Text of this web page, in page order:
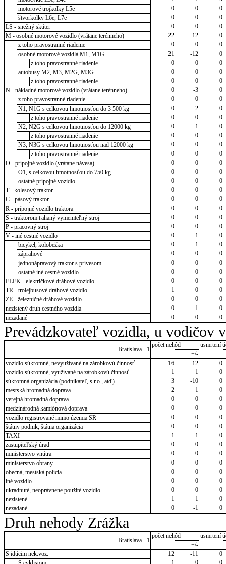
motorové trojkolky L5e
0 0
0
štvorkolky L6e, L7e
0 0
0
LS - snežný skúter
0 0
0
M - osobné motorové vozidlo (vrátane terénneho)
22 -12
0
z toho pravostranné riadenie
0 0
0
osobné motorové vozidlá M1, M1G
21 -12
0
z toho pravostranné riadenie
0 0
0
autobusy M2, M3, M2G, M3G
0 0
0
z toho pravostranné riadenie
0 0
0
N - nákladné motorové vozidlo (vrátane terénneho)
0 -3
0
z toho pravostranné riadenie
0 0
0
N1, N1G s celkovou hmotnosťou do 3 500 kg
0 -2
0
z toho pravostranné riadenie
0 0
0
N2, N2G s celkovou hmotnosťou do 12000 kg
0 -1
0
z toho pravostranné riadenie
0 0
0
N3, N3G s celkovou hmotnosťou nad 12000 kg
0 0
0
z toho pravostranné riadenie
0 0
0
O - prípojné vozidlo (vrátane návesa)
0 0
0
O1, s celkovou hmotnosťou do 750 kg
0 0
0
ostatné prípojné vozidlo
0 0
0
T - kolesový traktor
0 0
0
C - pásový traktor
0 0
0
R - prípojné vozidlo traktora
0 0
0
S - traktorom ťahaný vymeniteľný stroj
0 0
0
P - pracovný stroj
0 0
0
V - iné cestné vozidlo
0 -1
0
bicykel, kolobežka
0 -1
0
záprahové
0 0
0
jednonápravový traktor s prívesom
0 0
0
ostatné iné cestné vozidlo
0 0
0
ELEK - električkové dráhové vozidlo
0 0
0
TR - trolejbusové dráhové vozidlo
1 0
0
ZE - železničné dráhové vozidlo
0 0
0
nezistený druh cestného vozidla
0 -1
0
nezadané
0 0 0
Prevádzkovateľ vozidla, u vodičov
Bratislava - 1
počet nehôd
usmrtení
+/-
vozidlo súkromné, nevyužívané na zárobkovú činnosť
16 -12
0
vozidlo súkromné, využívané na zárobkovú činnosť
1 1
0
súkromná organizácia (podnikateľ, s.r.o., atď)
3 -10
0
mestská hromadná doprava
2 1
0
verejná hromadná doprava
0 0
0
medzinárodná kamiónová doprava
0 0
0
vozidlo registrované mimo územia SR
0 0
0
štátny podnik, štátna organizácia
0 0
0
TAXI
1 1
0
zastupiteľský úrad
0 0
0
ministerstvo vnútra
0 0
0
ministerstvo obrany
0 0
0
obecná, mestská polícia
0 0
0
iné vozidlo
0 0
0
ukradnuté, neoprávnene použité vozidlo
0 0
0
nezistené
1 1
0
nezadané
0 -1 0
Druh nehody Zrážka
Bratislava - 1
počet nehôd
usmrtení
+/-
S idúcim nek.voz.
12 -11
0